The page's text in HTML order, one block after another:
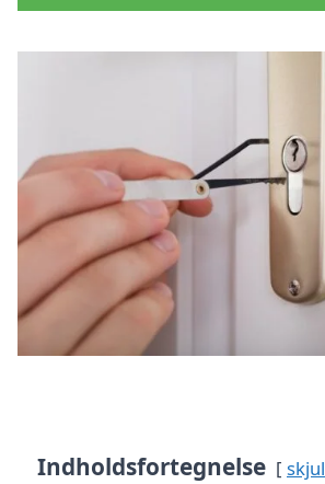
Indholdsfortegnelse skjul